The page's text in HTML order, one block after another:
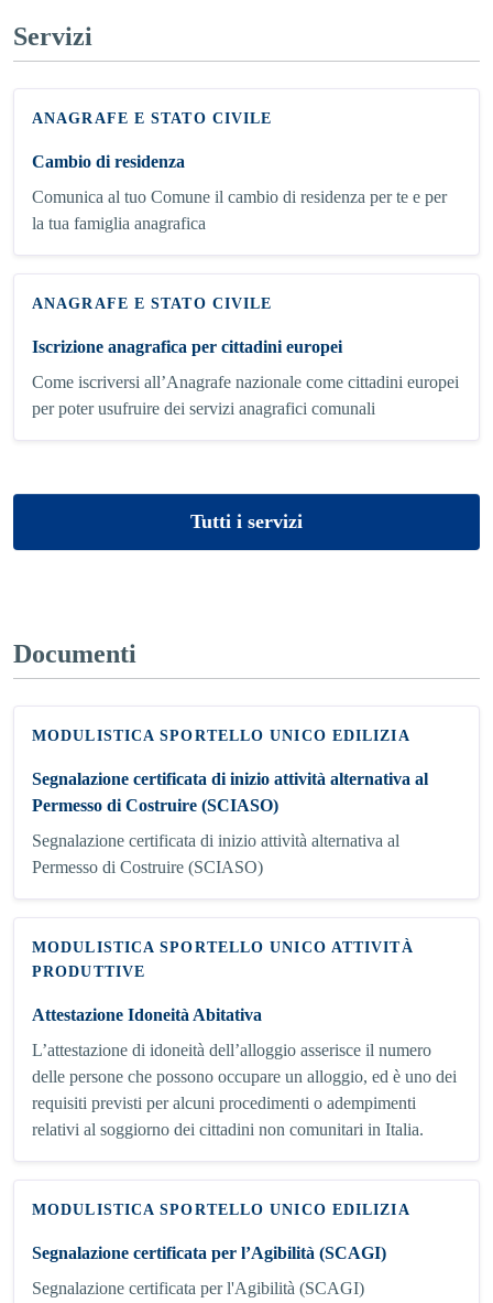
Servizi
ANAGRAFE E STATO CIVILE
Cambio di residenza
Comunica al tuo Comune il cambio di residenza per te e per
la tua famiglia anagrafica
ANAGRAFE E STATO CIVILE
Iscrizione anagrafica per cittadini europei
Come iscriversi all’Anagrafe nazionale come cittadini europei
per poter usufruire dei servizi anagrafici comunali
Tutti i servizi
Documenti
MODULISTICA SPORTELLO UNICO EDILIZIA
Segnalazione certificata di inizio attività alternativa al
Permesso di Costruire (SCIASO)
Segnalazione certificata di inizio attività alternativa al
Permesso di Costruire (SCIASO)
MODULISTICA SPORTELLO UNICO ATTIVITÀ
PRODUTTIVE
Attestazione Idoneità Abitativa
L’attestazione di idoneità dell’alloggio asserisce il numero
delle persone che possono occupare un alloggio, ed è uno dei
requisiti previsti per alcuni procedimenti o adempimenti
relativi al soggiorno dei cittadini non comunitari in Italia.
MODULISTICA SPORTELLO UNICO EDILIZIA
Segnalazione certificata per l’Agibilità (SCAGI)
Segnalazione certificata per l'Agibilità (SCAGI)